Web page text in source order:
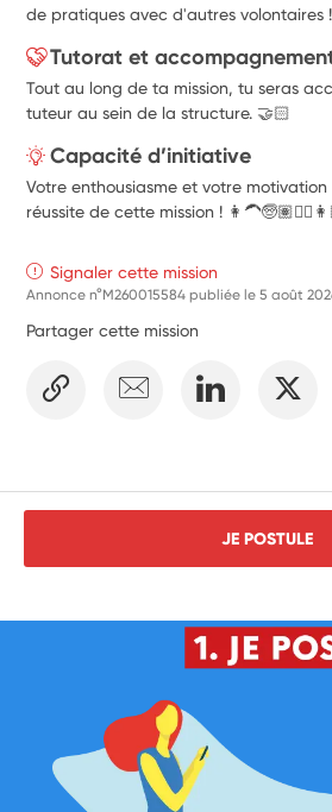
de pratiques avec d'autres volontaires
Tutorat et
Tout au long de ta mission, tu seras
tuteur au sein de la structure. 🤝🏻
Capacité d’initiative
Votre enthousiasme et votre
réussite de cette mission !
Signaler cette mission
Annonce n°M260015584 publiée le5 août
Partager cette mission
JE POSTULE